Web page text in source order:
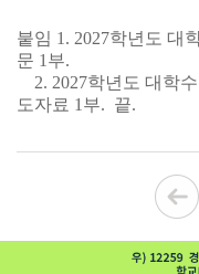
붙임 1. 2027학년도 대
문 1부.
2. 2027학년도 대학
도자료 1부. 끝.